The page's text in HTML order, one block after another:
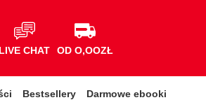
LIVE CHAT OD O,OOZŁ
Bestsellery Darmowe ebooki